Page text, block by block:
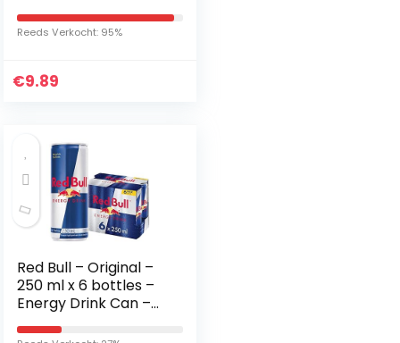
Pen met Houten
Handvat DIY Koffie
Reeds Verkocht: 95%
€9.89
Red Bull – Original –
250 ml x 6 bottles –
Energy Drink Can –
Vitalized body and